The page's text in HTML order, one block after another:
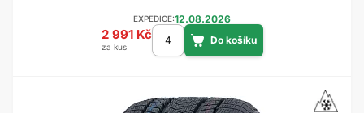
EXPEDICE:12.08.2026
2 991 Kč
za kus